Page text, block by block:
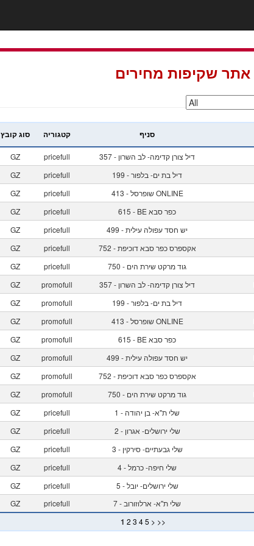
אתר שקיפות מחירים
סוג קובץ קטגוריה סניף
1 2 3 45 > >>
GZ pricefull 357 - דיל צורן קדימה- לב השרון
GZ pricefull 199 - דיל בת ים- בלפור
GZ pricefull 413 - שופרסל ONLINE
GZ pricefull 615 - BE כפר סבא
GZ pricefull 499 - יש חסד עפולה עילית
GZ pricefull 752 - אקספרס כפר סבא דוכיפת
GZ pricefull 750 - גוד מרקט שירת הים
GZ promofull 357 - דיל צורן קדימה- לב השרון
GZ promofull 199 - דיל בת ים- בלפור
GZ promofull 413 - שופרסל ONLINE
GZ promofull 615 - BE כפר סבא
GZ promofull 499 - יש חסד עפולה עילית
GZ promofull 752 - אקספרס כפר סבא דוכיפת
GZ promofull 750 - גוד מרקט שירת הים
GZ pricefull 1 - שלי ת"א- בן יהודה
GZ pricefull 2 - שלי ירושלים- אגרון
GZ pricefull 3 - שלי גבעתיים- סירקין
GZ pricefull 4 - שלי חיפה- כרמל
GZ pricefull 5 - שלי ירושלים- יובל
GZ pricefull 7 - שלי ת"א- ארלוזורוב